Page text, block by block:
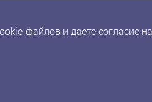
файлов и даете согласие